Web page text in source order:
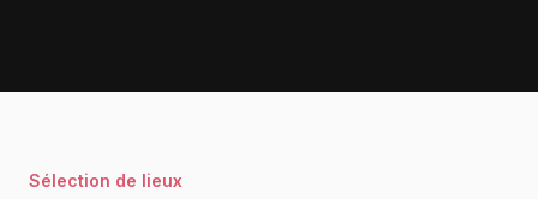
Sélection de lieux